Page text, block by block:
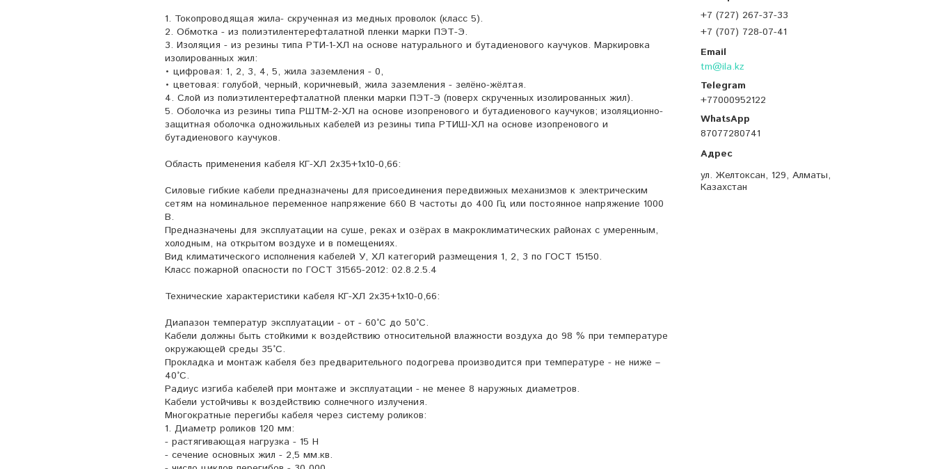
+7 (727) 267-37-33
+7 (707) 728-07-41
tm@ila.kz
+77000952122
87077280741
ул. Желтоксан, 129, Алматы,
Казахстан
1. Токопроводящая жила- скрученная из медных проволок (класс 5).
2. Обмотка - из полиэтилентерефталатной пленки марки ПЭТ-Э.
3. Изоляция - из резины типа РТИ-1-ХЛ на основе натурального и бутадиенового каучуков. Маркировка
изолированных жил:
• цифровая: 1, 2, 3, 4, 5, жила заземления - 0,
• цветовая: голубой, черный, коричневый, жила заземления - зелёно-жёлтая.
4. Слой из полиэтилентерефталатной пленки марки ПЭТ-Э (поверх скрученных изолированных жил).
5. Оболочка из резины типа РШТМ-2-ХЛ на основе изопренового и бутадиенового каучуков; изоляционно-
защитная оболочка одножильных кабелей из резины типа РТИШ-ХЛ на основе изопренового и
бутадиенового каучуков.
Область применения кабеля КГ-ХЛ 2х35+1х10-0,66:
Силовые гибкие кабели предназначены для присоединения передвижных механизмов к электрическим
сетям на номинальное переменное напряжение 660 В частоты до 400 Гц или постоянное напряжение 1000
В.
Предназначены для эксплуатации на суше, реках и озёрах в макроклиматических районах с умеренным,
холодным, на открытом воздухе и в помещениях.
Вид климатического исполнения кабелей У, ХЛ категорий размещения 1, 2, 3 по ГОСТ 15150.
Класс пожарной опасности по ГОСТ 31565-2012: 02.8.2.5.4
Технические характеристики кабеля КГ-ХЛ 2х35+1х10-0,66:
Диапазон температур эксплуатации - от - 60°С до 50°С.
Кабели должны быть стойкими к воздействию относительной влажности воздуха до 98 % при температуре
окружающей среды 35°С.
Прокладка и монтаж кабеля без предварительного подогрева производится при температуре - не ниже –
40°С.
Радиус изгиба кабелей при монтаже и эксплуатации - не менее 8 наружных диаметров.
Кабели устойчивы к воздействию солнечного излучения.
Многократные перегибы кабеля через систему роликов:
1. Диаметр роликов 120 мм:
- растягивающая нагрузка - 15 Н
- сечение основных жил - 2,5 мм.кв.